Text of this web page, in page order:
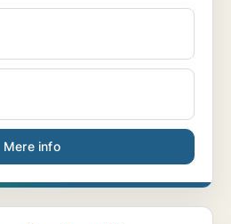
Mere info
assistent til Albaniga...